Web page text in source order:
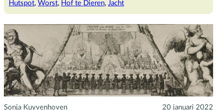
Hutspot, Worst, Hof te Dieren, Jacht
Sonja Kuyvenhoven 20 januari 2022